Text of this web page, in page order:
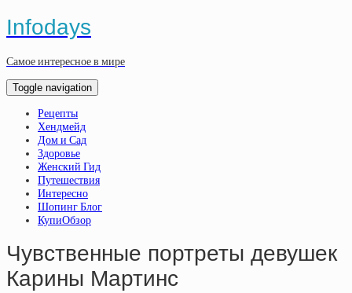
Infodays
Самое интересное в мире
Toggle navigation
Рецепты
Хендмейд
Дом и Сад
Здоровье
Женский Гид
Путешествия
Интересно
Шопинг Блог
КупиОбзор
Чувственные портреты девушек
Карины Мартинс